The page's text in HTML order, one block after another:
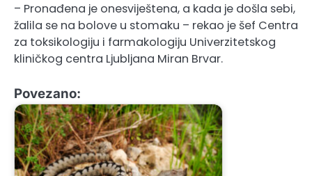
– Pronađena je onesviještena, a kada je došla sebi,
žalila se na bolove u stomaku – rekao je šef Centra
za toksikologiju i farmakologiju Univerzitetskog
kliničkog centra Ljubljana Miran Brvar.
Povezano: